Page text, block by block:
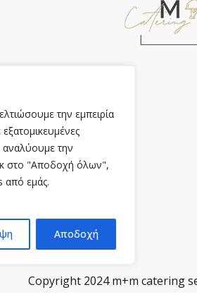
την εμπειρία
αναλύουμε την
στο "Αποδοχή όλων",
από εμάς.
Αποδοχή
Πολιτική Απορρήτου
Cookies
Όροι Χρήσης
Επικοινωνία
Copyright 2024 m+m catering